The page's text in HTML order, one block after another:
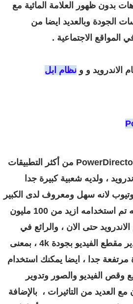
بدون ظهور العلامة المائية مع
الجودة وبالعديد ايضا من
المواقع الاجتماعية .
الاندرويد و و نظام ابل
PowerDirector من أكثر التطبيقات
، ولديه شعبية كبيرة جدا
لانه سهل ومعروف لدى الكبير
والصغير ، وكما ذكر انه تم استخدامه ازيد من 100 مليون
حتى الان ، والرائع في
التطبيق انه يقوم بتصدير مقطع الفيديو بجودة 4k ، بمعنى
جدا ، ايضا يمكنك استخدام
وقص الفيديو والصور وتدوير
مع العديد من التاثيرات ، بالإضافة